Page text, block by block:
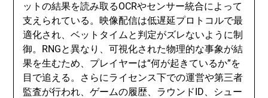
ットの結果を読み取るOCRやセンサー統合によって
支えられている。映像配信は低遅延プロトコルで最
適化され、ベットタイムと判定がズレないように制
御。RNGと異なり、可視化された物理的な事象が結
果を生むため、プレイヤーは“何が起きているか”を
目で追える。さらにライセンス下での運営や第三者
監査が行われ、ゲームの履歴、ラウンドID、シュー